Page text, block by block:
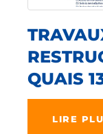
QUAIS
LIRE